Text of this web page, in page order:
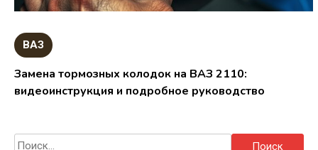
ВАЗ
Замена тормозных колодок на ВАЗ 2110:
видеоинструкция и подробное руководство
Найти: